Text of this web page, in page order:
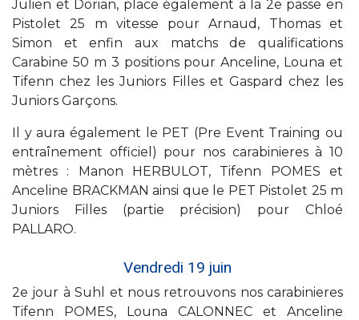
Julien et Dorian, place également à la 2e passe en
Pistolet 25 m vitesse pour Arnaud, Thomas et
Simon et enfin aux matchs de qualifications
Carabine 50 m 3 positions pour Anceline, Louna et
Tifenn chez les Juniors Filles et Gaspard chez les
Juniors Garçons.
Il y aura également le PET (Pre Event Training ou
entraînement officiel) pour nos carabinieres à 10
mètres : Manon HERBULOT, Tifenn POMES et
Anceline BRACKMAN ainsi que le PET Pistolet 25 m
Juniors Filles (partie précision) pour Chloé
PALLARO.
Vendredi 19 juin
2e jour à Suhl et nous retrouvons nos carabinieres
Tifenn POMES, Louna CALONNEC et Anceline